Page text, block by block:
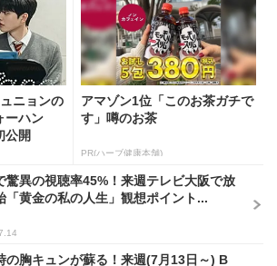
ニョンの
ーハン
公開
アマゾン1位「このお茶ガチで
す」噂のお茶
PR(ハーブ健康本舗)
驚異の視聴率45%！来週テレビ大阪で放
「黄金の私の人生」観想ポイント...
の胸キュンが蘇る！来週(7月13日～) B